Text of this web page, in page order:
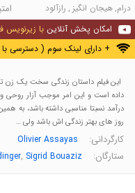
درام, هیجان انگیز , رازآلود
امکان پخش آنلاین با زیرنویس
+ دارای لینک سوم ( دسترسی
این فیلم داستان زندگی سخت یک زن
داده است و این امر موجب آزار روحی
درآمد نسبتا مناسبی داشته باشد، به
روز های بهتر زندگی اش باشد ولی …
کارگردانی: Olivier Assayas
ستارگان: , Sigrid Bouaziz